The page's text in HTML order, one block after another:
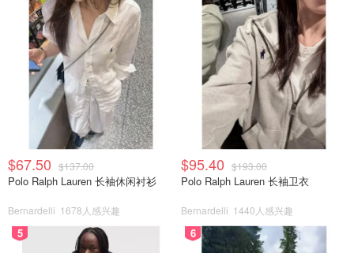
$67.50 $137.00
Polo Ralph Lauren 长袖休闲衬衫
Bernardelli 1678人感兴趣
$95.40 $193.00
Polo Ralph Lauren 长袖卫衣
Bernardelli 1440人感兴趣
5 6